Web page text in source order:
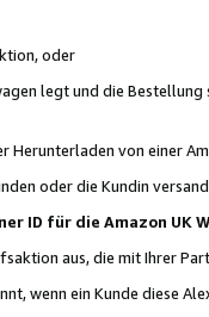
oder
legt und die
von einer
oder die Kundin
ID für die Amazon UK
aus, die mit Ihrer
wenn ein Kunde diese